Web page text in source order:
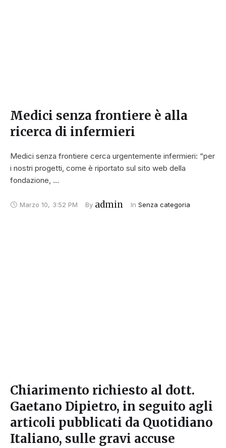
Medici senza frontiere è alla
ricerca di infermieri
Medici senza frontiere cerca urgentemente infermieri: “per
i nostri progetti, come è riportato sul sito web della
fondazione, …
Marzo 10, 3:52 PM By admin In Senza categoria
Chiarimento richiesto al dott.
Gaetano Dipietro, in seguito agli
articoli pubblicati da Quotidiano
Italiano, sulle gravi accuse